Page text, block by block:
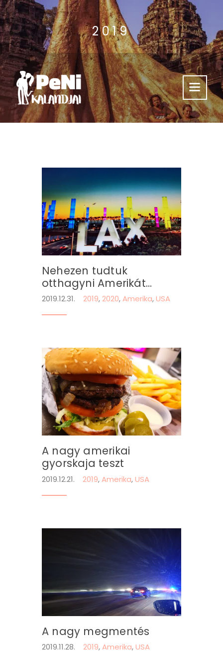
2019
Támogass Minket
Kalandjaink
Videók
Hasznos
Nehezen tudtuk
otthagyni Amerikát…
2019.12.31. 2019,2020,Amerika,USA
A nagy amerikai
gyorskaja teszt
2019.12.21. 2019,Amerika,USA
A nagy megmentés
2019.11.28. 2019,Amerika,USA